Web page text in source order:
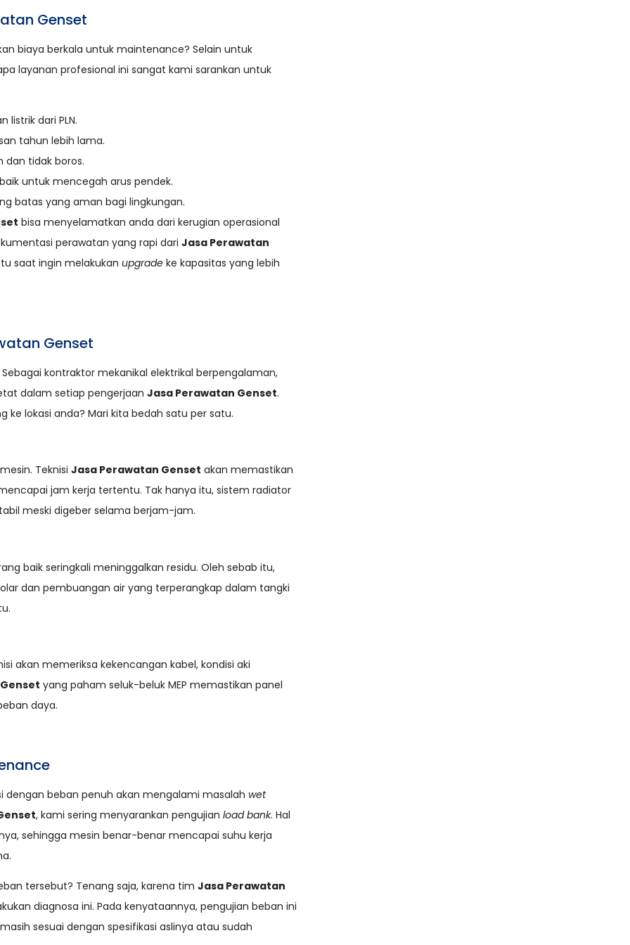
Genset
biaya berkala untuk maintenance? Selain untuk
layanan profesional ini sangat kami sarankan untuk
dari PLN.
tahun lebih lama.
dan tidak boros.
untuk mencegah arus pendek.
batas yang aman bagi lingkungan.
bisa menyelamatkan anda dari kerugian operasional
perawatan yang rapi dari Jasa Perawatan
saat ingin melakukan upgrade ke kapasitas yang lebih
Genset
kontraktor mekanikal elektrikal berpengalaman,
dalam setiap pengerjaan Jasa Perawatan Genset.
ke lokasi anda? Mari kita bedah satu per satu.
Teknisi Jasa Perawatan Genset akan memastikan
jam kerja tertentu. Tak hanya itu, sistem radiator
meski digeber selama berjam-jam.
baik seringkali meninggalkan residu. Oleh sebab itu,
dan pembuangan air yang terperangkap dalam tangki
akan memeriksa kekencangan kabel, kondisi aki
yang paham seluk-beluk MEP memastikan panel
daya.
dengan beban penuh akan mengalami masalah wet
, kami sering menyarankan pengujian load bank. Hal
sehingga mesin benar-benar mencapai suhu kerja
tersebut? Tenang saja, karena tim Jasa Perawatan
diagnosa ini. Pada kenyataannya, pengujian beban ini
sesuai dengan spesifikasi aslinya atau sudah